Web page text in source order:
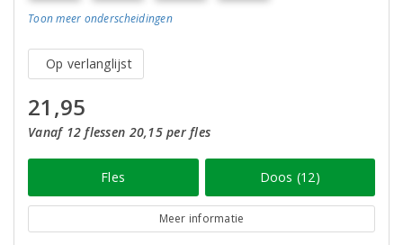
Toon meer onderscheidingen
Op verlanglijst
21,95
Vanaf 12 flessen 20,15 per fles
Fles Doos (12)
Meer informatie